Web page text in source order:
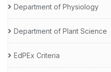
Department of Physiology
Department of Plant Science
EdPEx Criteria